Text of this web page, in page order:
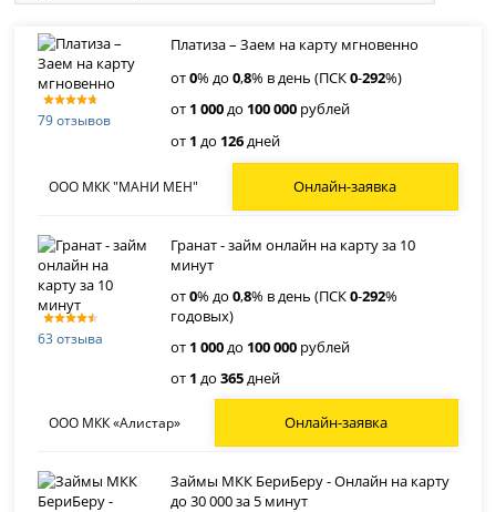
79 отзывов
Платиза – Заем на карту мгновенно
от0% до0,8% в день (ПСК0-292%)
от 1 000до 100 000 рублей
от 1 до 126дней
ООО МКК "МАНИ МЕН" Онлайн-заявка
63 отзыва
Гранат - займ онлайн на карту за 10
минут
от0% до0,8% в день (ПСК0-292%
годовых)
от 1 000до 100 000 рублей
от 1 до365дней
ООО МКК «Алистар» Онлайн-заявка
Займы МКК БериБеру - Онлайн на карту
до 30 000 за 5 минут